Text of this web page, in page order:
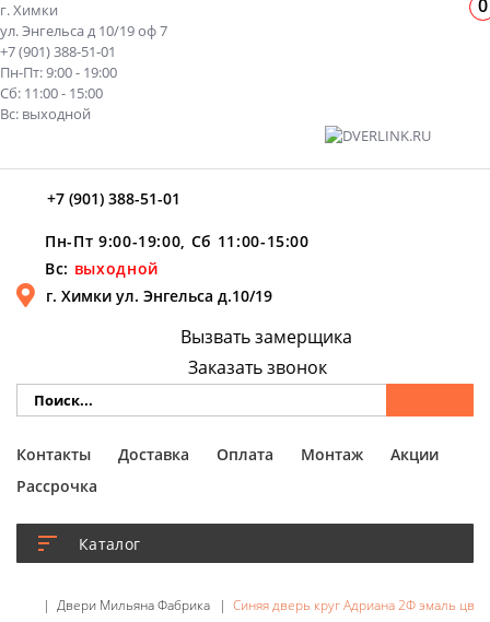
г. Химки
ул. Энгельса д 10/19 оф 7
+7 (901) 388-51-01
Пн-Пт: 9:00 - 19:00
Сб: 11:00 - 15:00
Вс: выходной
+7 (901) 388-51-01
Пн-Пт 9:00-19:00, Сб 11:00-15:00
Вс: выходной
г. Химки ул. Энгельса д.10/19
Каталог
Вызвать замерщика
Заказать звонок
Контакты Доставка Оплата Монтаж
Акции
Рассрочка
Двери Мильяна Фабрика Синяя дверь круг Адриана 2Ф эмаль
0